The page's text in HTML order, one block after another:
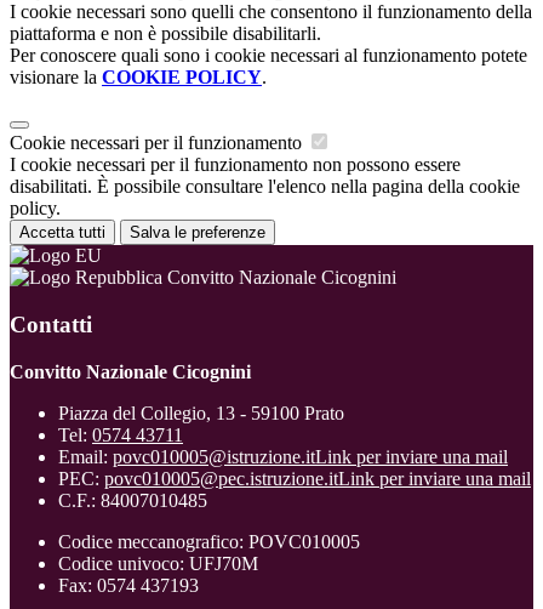
I cookie necessari sono quelli che consentono il funzionamento della
piattaforma e non è possibile disabilitarli.
Per conoscere quali sono i cookie necessari al funzionamento potete
visionare la COOKIE POLICY.
Cookie necessari per il funzionamento
I cookie necessari per il funzionamento non possono essere
disabilitati. È possibile consultare l'elenco nella pagina della cookie
policy.
Accetta tutti Salva le preferenze
Convitto Nazionale Cicognini
Contatti
Convitto Nazionale Cicognini
Piazza del Collegio, 13 - 59100 Prato
Tel: 0574 43711
Email: povc010005@istruzione.itLink per inviare una mail
PEC: povc010005@pec.istruzione.itLink per inviare una mail
C.F.: 84007010485
Codice meccanografico: POVC010005
Codice univoco: UFJ70M
Fax: 0574 437193